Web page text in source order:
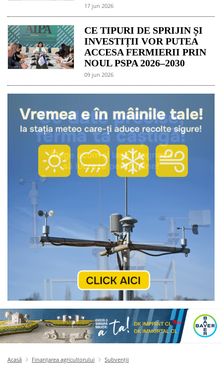
17 jun 2026
CE TIPURI DE SPRIJIN ȘI
INVESTIȚII VOR PUTEA
ACCESA FERMIERII PRIN
NOUL PSPA 2026–2030
09 jun 2026
Acasă Finanțarea agricultorului Subvenții